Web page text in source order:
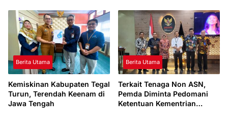
Berita Utama
Kemiskinan Kabupaten Tegal
Turun, Terendah Keenam di
Jawa Tengah
Berita Utama
Terkait Tenaga Non ASN,
Pemda Diminta Pedomani
Ketentuan Kementrian